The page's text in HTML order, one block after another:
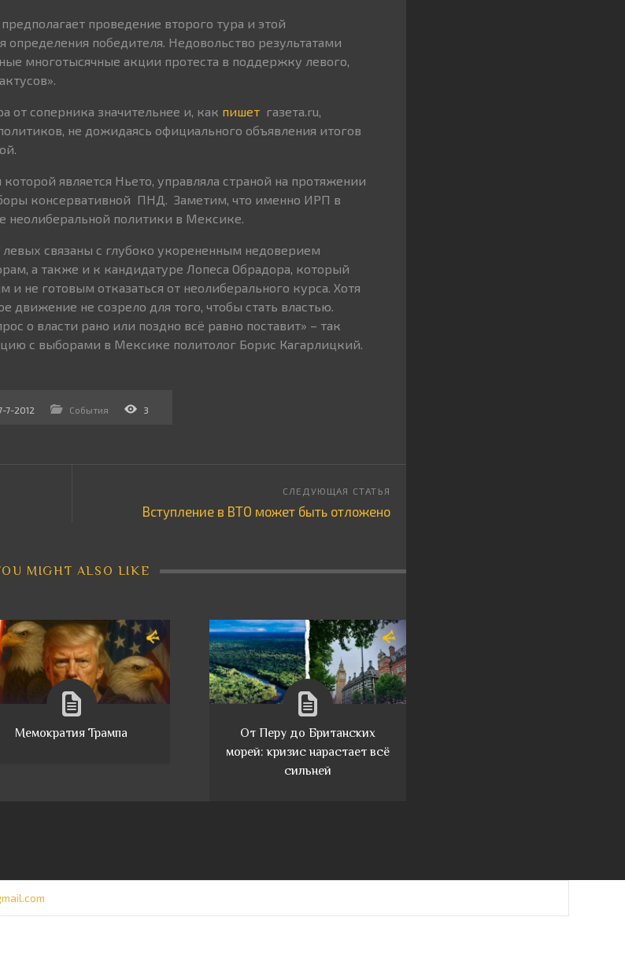
проведение второго тура и этой
определения победителя. Недовольство результатами
многотысячные акции протеста в поддержку левого,
от соперника значительнее и, как пишет газета.ru,
не дожидаясь официального объявления итогов
является Ньето, управляла страной на протяжении
консервативной ПНД. Заметим, что именно ИРП в
неолиберальной политики в Мексике.
связаны с глубоко укорененным недоверием
а также и к кандидатуре Лопеса Обрадора, который
не готовым отказаться от неолиберального курса. Хотя
движение не созрело для того, чтобы стать властью.
о власти рано или поздно всё равно поставит» – так
с выборами в Мексике политолог Борис Кагарлицкий.
7-2012 События 3
Вступление в ВТО может быть отложено
MIGHT ALSO LIKE
Мемократия Трампа
От Перу до Британских
морей: кризис нарастает всё
сильней